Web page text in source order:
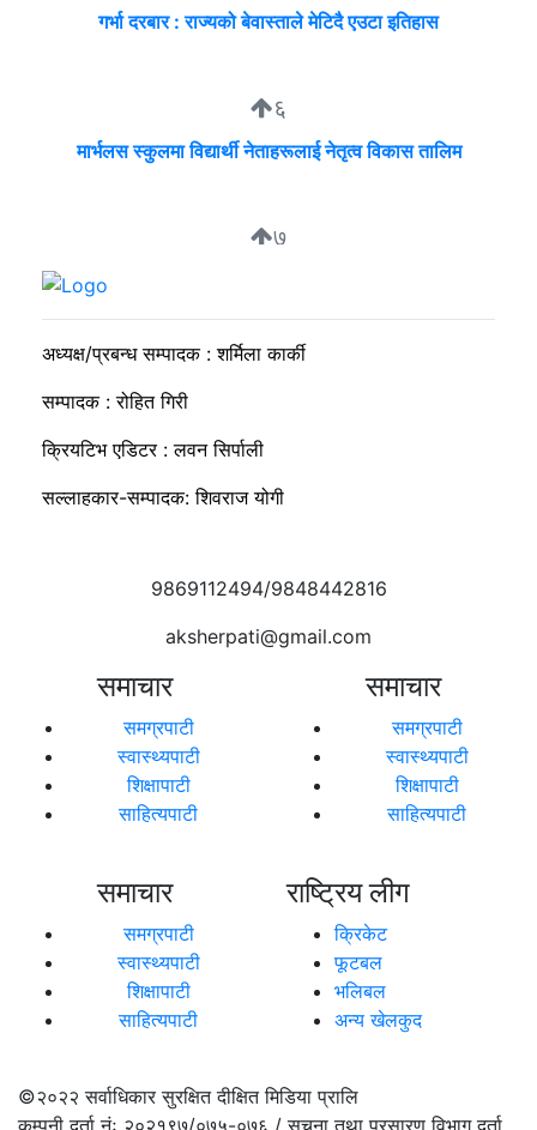
गर्भा दरबार : राज्यको बेवास्ताले मेटिदै एउटा इतिहास
६
मार्भलस स्कुलमा विद्यार्थी नेताहरूलाई नेतृत्व विकास तालिम
७
सुदीप्ता क्यान्सर सर्भाइभर र्याम्प शो : जीवनले मृत्युलाई जितेको उत्सव
अध्यक्ष/प्रबन्ध सम्पादक : शर्मिला कार्की
सम्पादक : रोहित गिरी
क्रियटिभ एडिटर : लवन सिर्पाली
सल्लाहकार-सम्पादक: शिवराज योगी
9869112494/9848442816
aksherpati@gmail.com
समाचार
समग्रपाटी
स्वास्थ्यपाटी
शिक्षापाटी
साहित्यपाटी
समाचार
समग्रपाटी
स्वास्थ्यपाटी
शिक्षापाटी
साहित्यपाटी
समाचार
समग्रपाटी
स्वास्थ्यपाटी
शिक्षापाटी
साहित्यपाटी
राष्ट्रिय लीग
क्रिकेट
फूटबल
भलिबल
अन्य खेलकुद
©२०२२सर्वाधिकार सुरक्षित दीक्षित मिडिया प्रालि
कम्पनी दर्ता नंः २०२१९७/०७५-०७६ / सूचना तथा प्रसारण विभाग दर्ता